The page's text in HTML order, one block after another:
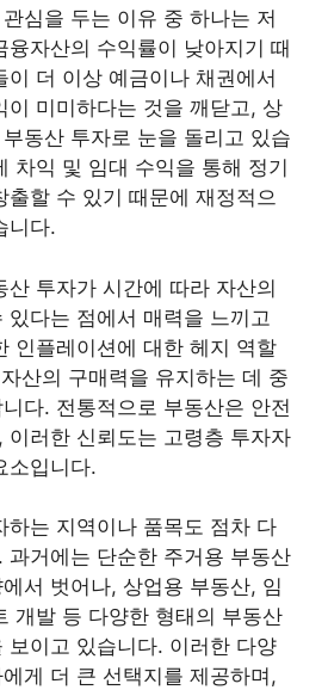
심을 두는 이유 중 하나는 저
융자산의 수익률이 낮아지기 때
이 더 이상 예금이나 채권에서
이 미미하다는 것을 깨닫고, 상
동산 투자로 눈을 돌리고 있습
차익 및 임대 수익을 통해 정기
출할 수 있기 때문에 재정적으
니다.
산 투자가 시간에 따라 자산의
있다는 점에서 매력을 느끼고
인플레이션에 대한 헤지 역할
산의 구매력을 유지하는 데 중
다. 전통적으로 부동산은 안전
이러한 신뢰도는 고령층 투자자
소입니다.
하는 지역이나 품목도 점차 다
과거에는 단순한 주거용 부동산
서 벗어나, 상업용 부동산, 임
개발 등 다양한 형태의 부동산
보이고 있습니다. 이러한 다양
게 더 큰 선택지를 제공하며,